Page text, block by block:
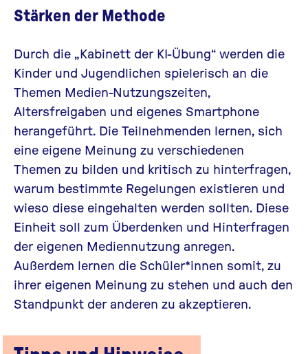
Stärken der Methode
Durch die „Kabinett der KI-Übung“ werden die
Kinder und Jugendlichen spielerisch an die
Themen Medien-Nutzungszeiten,
Altersfreigaben und eigenes Smartphone
herangeführt. Die Teilnehmenden lernen, sich
eine eigene Meinung zu verschiedenen
Themen zu bilden und kritisch zu hinterfragen,
warum bestimmte Regelungen existieren und
wieso diese eingehalten werden sollten. Diese
Einheit soll zum Überdenken und Hinterfragen
der eigenen Mediennutzung anregen.
Außerdem lernen die Schüler*innen somit, zu
ihrer eigenen Meinung zu stehen und auch den
Standpunkt der anderen zu akzeptieren.